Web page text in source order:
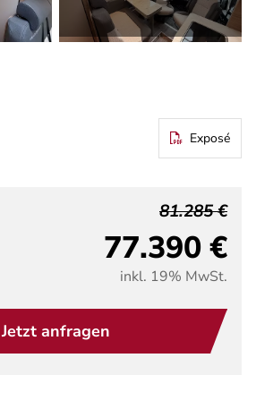
Exposé
77.390 €
81.285 €
inkl. 19% MwSt.
Jetzt anfragen